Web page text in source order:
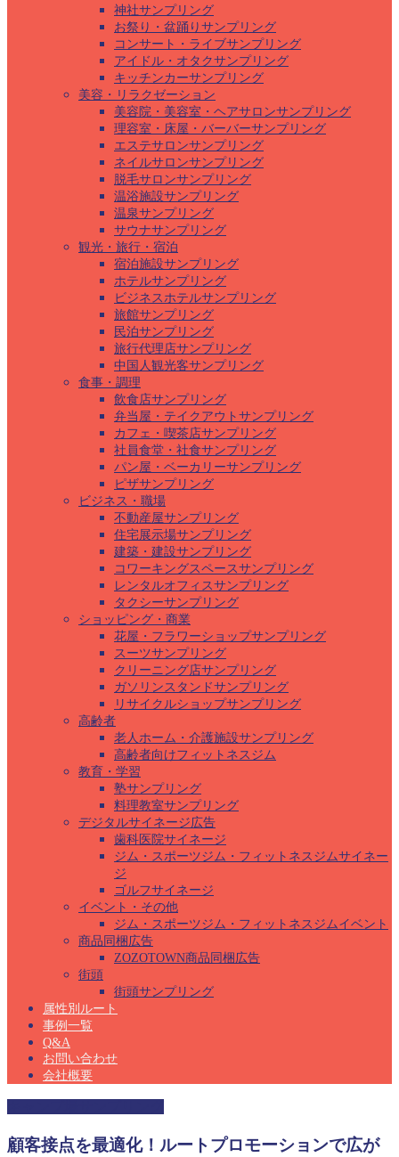
神社サンプリング
お祭り・盆踊りサンプリング
コンサート・ライブサンプリング
アイドル・オタクサンプリング
キッチンカーサンプリング
美容・リラクゼーション
美容院・美容室・ヘアサロンサンプリング
理容室・床屋・バーバーサンプリング
エステサロンサンプリング
ネイルサロンサンプリング
脱毛サロンサンプリング
温浴施設サンプリング
温泉サンプリング
サウナサンプリング
観光・旅行・宿泊
宿泊施設サンプリング
ホテルサンプリング
ビジネスホテルサンプリング
旅館サンプリング
民泊サンプリング
旅行代理店サンプリング
中国人観光客サンプリング
食事・調理
飲食店サンプリング
弁当屋・テイクアウトサンプリング
カフェ・喫茶店サンプリング
社員食堂・社食サンプリング
パン屋・ベーカリーサンプリング
ピザサンプリング
ビジネス・職場
不動産屋サンプリング
住宅展示場サンプリング
建築・建設サンプリング
コワーキングスペースサンプリング
レンタルオフィスサンプリング
タクシーサンプリング
ショッピング・商業
花屋・フラワーショップサンプリング
スーツサンプリング
クリーニング店サンプリング
ガソリンスタンドサンプリング
リサイクルショップサンプリング
高齢者
老人ホーム・介護施設サンプリング
高齢者向けフィットネスジム
教育・学習
塾サンプリング
料理教室サンプリング
デジタルサイネージ広告
歯科医院サイネージ
ジム・スポーツジム・フィットネスジムサイネー
ジ
ゴルフサイネージ
イベント・その他
ジム・スポーツジム・フィットネスジムイベント
商品同梱広告
ZOZOTOWN商品同梱広告
街頭
街頭サンプリング
属性別ルート
事例一覧
Q&A
お問い合わせ
会社概要
顧客接点を最適化！ルートプロモーションで広が